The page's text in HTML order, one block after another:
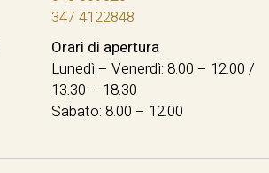
347 4122848
Orari di apertura
Lunedì – Venerdì: 8.00 – 12.00 /
13.30 – 18.30
Sabato: 8.00 – 12.00